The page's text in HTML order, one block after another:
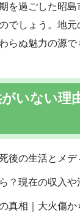
を過ごした昭
でしょう。地元
らぬ魅力の源で
いない理
後の生活とメデ
？現在の収入や
真相｜大火傷か